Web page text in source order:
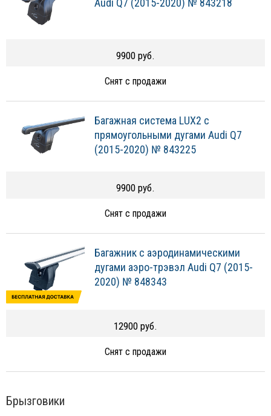
Audi Q7 (2015-2020) № 843218
9900 руб.
Снят с продажи
Багажная система LUX2 с
прямоугольными дугами Audi Q7
(2015-2020) № 843225
9900 руб.
Снят с продажи
Багажник с аэродинамическими
дугами аэро-трэвэл Audi Q7 (2015-
2020) № 848343
12900 руб.
Снят с продажи
Брызговики